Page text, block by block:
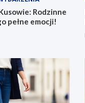
Rodzinne
pełne emocji!